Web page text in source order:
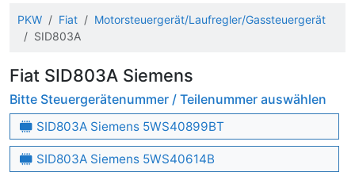
PKW Fiat
Motorsteuergerät/Laufregler/Gassteuergerät
SID803A
Fiat SID803A Siemens
Bitte Steuergerätenummer / Teilenummer auswählen
SID803A Siemens 5WS40899BT
SID803A Siemens 5WS40614B